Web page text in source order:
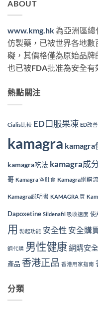
ABOUT
www.kmg.hk為亞洲區總
仿製藥，已被世界各地
礙，其價格僅為原始品
也已被FDA批准為安全有
熱點關注
Cialis比較 ED口服果凍 ED改善
kamagra kamagra
kamagra吃法 kamagra成
哥 Kamagra 空肚食 Kamagra網購流
Kamagra說明書 KAMAGRA 買
Dapoxetine Sildenafil 吸收速度 使
用 勃起功能 安全性 安全購
鋼代購 男性健康網購安全
產品 香港正品 香港用家指南
分類